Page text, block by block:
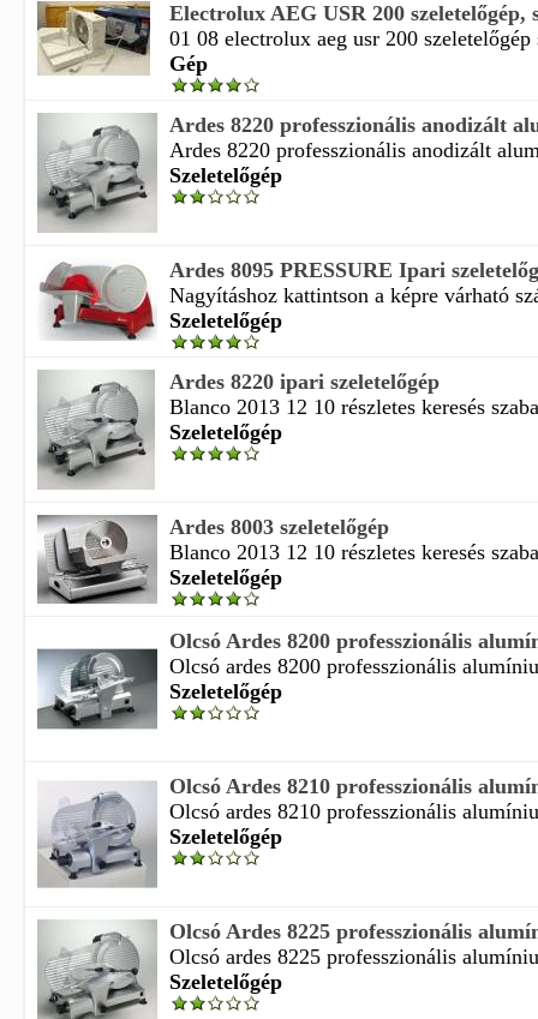
Electrolux AEG USR 200 szeletelőgép,
01 08 electrolux aeg usr 200
Gép
Ardes 8220 professzionális anodizált
Ardes 8220 professzionális anodizált
Szeletelőgép
Ardes 8095 PRESSURE Ipari
Nagyításhoz kattintson a képre várható
Szeletelőgép
Ardes 8220 ipari szeletelőgép
Blanco 2013 12 10 részletes keresés
Szeletelőgép
Ardes 8003 szeletelőgép
Blanco 2013 12 10 részletes keresés
Szeletelőgép
Olcsó Ardes 8200 professzionális
Olcsó ardes 8200 professzionális
Szeletelőgép
Olcsó Ardes 8210 professzionális
Olcsó ardes 8210 professzionális
Szeletelőgép
Olcsó Ardes 8225 professzionális
Olcsó ardes 8225 professzionális
Szeletelőgép